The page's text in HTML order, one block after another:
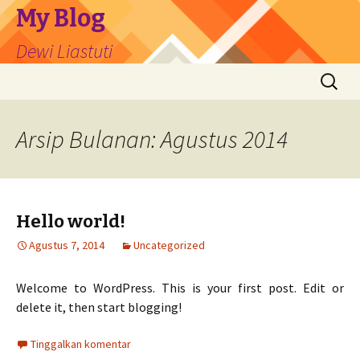
My Blog
Dewi Liastuti
Cari
untuk:
Arsip Bulanan: Agustus 2014
Hello world!
Agustus 7, 2014 Uncategorized
Welcome to WordPress. This is your first post. Edit or
delete it, then start blogging!
Tinggalkan komentar